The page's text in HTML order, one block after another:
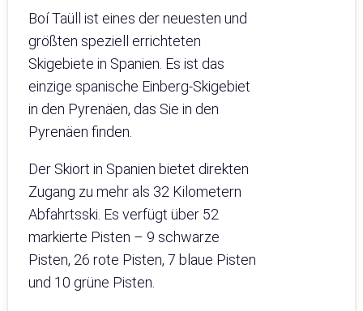
Boí Taüll ist eines der neuesten und
größten speziell errichteten
Skigebiete in Spanien. Es ist das
einzige spanische Einberg-Skigebiet
in den Pyrenäen, das Sie in den
Pyrenäen finden.
Der Skiort in Spanien bietet direkten
Zugang zu mehr als 32 Kilometern
Abfahrtsski. Es verfügt über 52
markierte Pisten – 9 schwarze
Pisten, 26 rote Pisten, 7 blaue Pisten
und 10 grüne Pisten.